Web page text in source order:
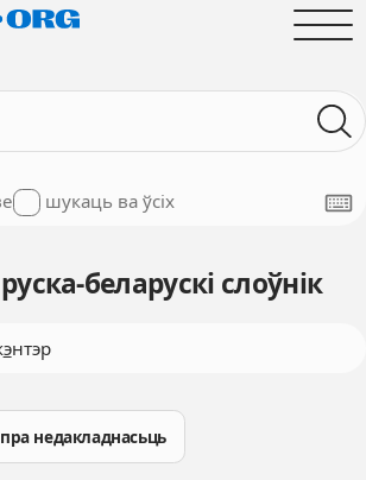
шукаць ва ўсіх
беларускі слоўнік
энтэр
недакладнасьць